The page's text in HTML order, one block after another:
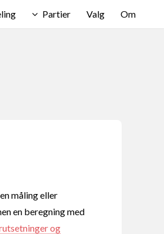
Partier Valg Om
måling eller
en beregning med
og